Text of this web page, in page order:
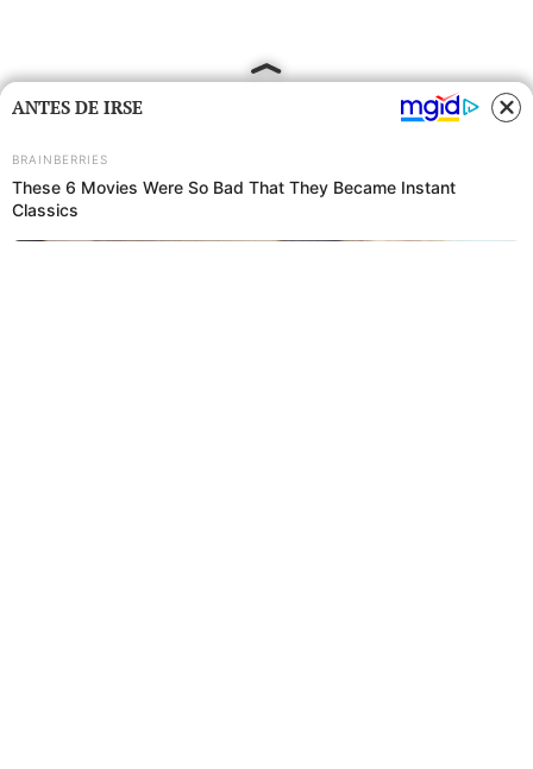
ANTES DE IRSE